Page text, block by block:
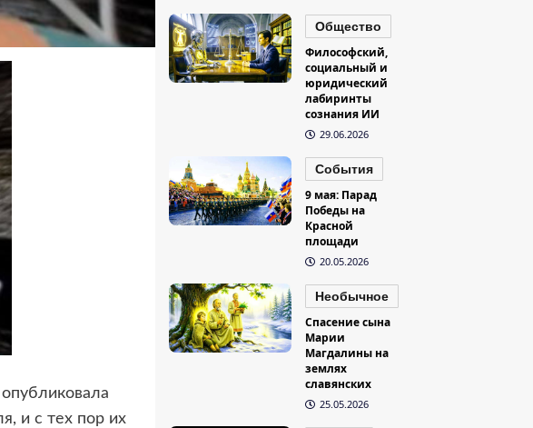
и с тех пор их
Общество
Философский,
социальный и
юридический
лабиринты
сознания ИИ
29.06.2026
События
9 мая: Парад
Победы на
Красной
площади
20.05.2026
Необычное
Спасение сына
Марии
Магдалины на
землях
славянских
25.05.2026